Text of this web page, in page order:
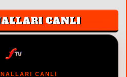
CANLI
CANLI